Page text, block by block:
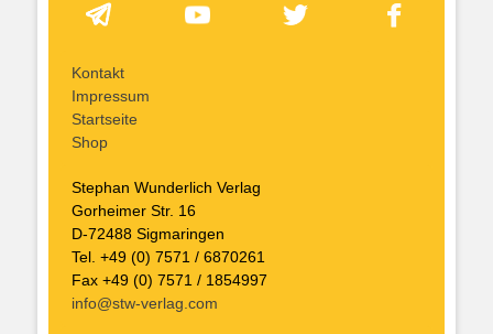
Kontakt
Impressum
Startseite
Shop
Stephan Wunderlich Verlag
Gorheimer Str. 16
D-72488 Sigmaringen
Tel. +49 (0) 7571 / 6870261
Fax +49 (0) 7571 / 1854997
info@stw-verlag.com